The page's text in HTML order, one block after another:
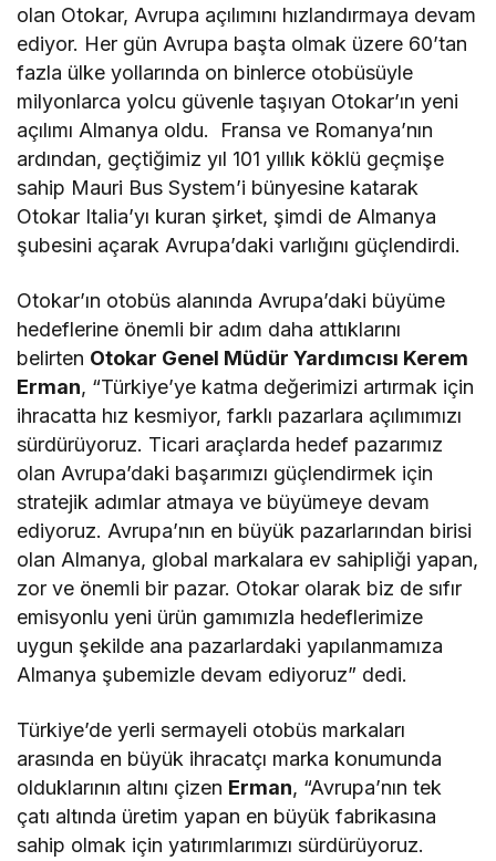
olan Otokar, Avrupa açılımını hızlandırmaya devam
ediyor. Her gün Avrupa başta olmak üzere 60’tan
fazla ülke yollarında on binlerce otobüsüyle
milyonlarca yolcu güvenle taşıyan Otokar’ın yeni
açılımı Almanya oldu. Fransa ve Romanya’nın
ardından, geçtiğimiz yıl 101 yıllık köklü geçmişe
sahip Mauri Bus System’i bünyesine katarak
Otokar Italia’yı kuran şirket, şimdi de Almanya
şubesini açarak Avrupa’daki varlığını güçlendirdi.
Otokar’ın otobüs alanında Avrupa’daki büyüme
hedeflerine önemli bir adım daha attıklarını
belirten Otokar Genel Müdür Yardımcısı Kerem
Erman, “Türkiye’ye katma değerimizi artırmak için
ihracatta hız kesmiyor, farklı pazarlara açılımımızı
sürdürüyoruz. Ticari araçlarda hedef pazarımız
olan Avrupa’daki başarımızı güçlendirmek için
stratejik adımlar atmaya ve büyümeye devam
ediyoruz. Avrupa’nın en büyük pazarlarından birisi
olan Almanya, global markalara ev sahipliği yapan,
zor ve önemli bir pazar. Otokar olarak biz de sıfır
emisyonlu yeni ürün gamımızla hedeflerimize
uygun şekilde ana pazarlardaki yapılanmamıza
Almanya şubemizle devam ediyoruz” dedi.
Türkiye’de yerli sermayeli otobüs markaları
arasında en büyük ihracatçı marka konumunda
olduklarının altını çizen Erman, “Avrupa’nın tek
çatı altında üretim yapan en büyük fabrikasına
sahip olmak için yatırımlarımızı sürdürüyoruz.